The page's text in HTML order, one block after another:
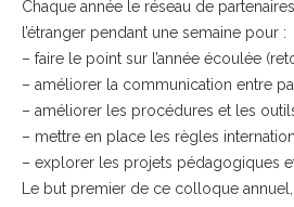
Chaque année le réseau de
l’étranger pendant une semaine pour :
– faire le point sur l’année écoulée
– améliorer la communication entre
– améliorer les procédures et les
– mettre en place les règles
– explorer les projets pédagogiques
Le but premier de ce colloque annuel,